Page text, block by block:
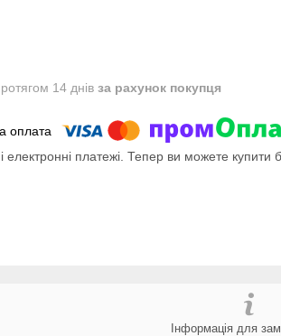
14 днів за рахунок покупця
електронні платежі. Тепер ви можете купити
Інформація для